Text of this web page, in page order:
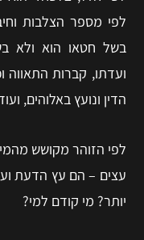
לפי מספר הצלבות
בשל חטאו הוא ולא
ועדתו, קברות
הדין ונועץ באלוהים,
לפי הזוהר מקושש
עצים – הם עץ הדעת
יותר? מי קודם למי?